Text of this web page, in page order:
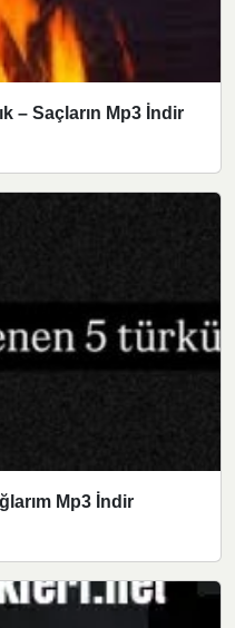
– Saçların Mp3 İndir
Mp3 İndir